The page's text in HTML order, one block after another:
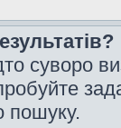
суворо
пошуку.